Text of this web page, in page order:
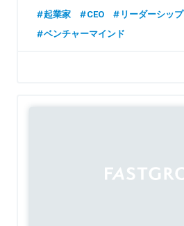
起業家 CEO
リーダーシップ
ベンチャーマインド